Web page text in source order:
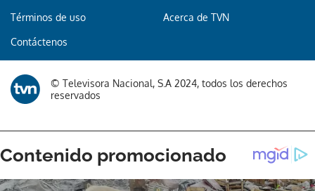
Términos de uso Acerca de TVN
Contáctenos
© Televisora Nacional, S.A 2024, todos los derechos
reservados